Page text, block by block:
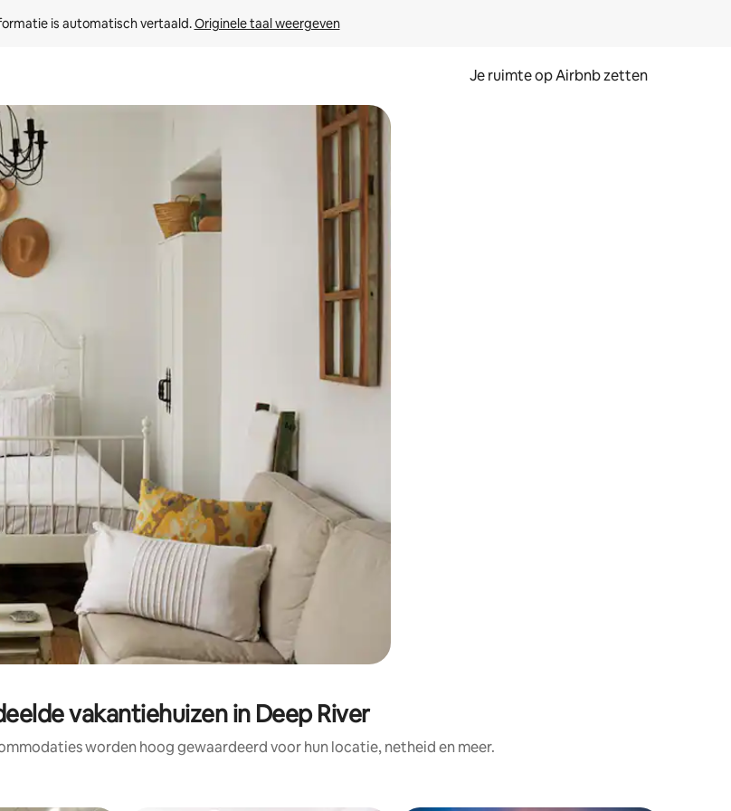
is automatisch vertaald. Originele taal weergeven
Je ruimte op Airbnb zetten
de pijltjestoetsen omhoog en omlaag, óf door te tikken of swipen.
vakantiehuizen in Deep River
worden hoog gewaardeerd voor hun locatie, netheid en meer.